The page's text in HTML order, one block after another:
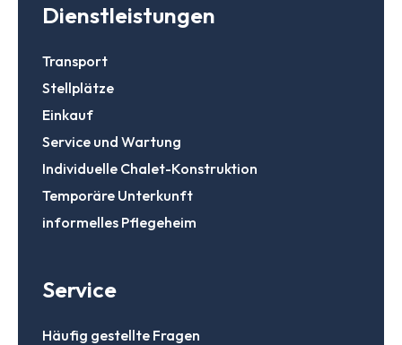
Dienstleistungen
Transport
Stellplätze
Einkauf
Service und Wartung
Individuelle Chalet-Konstruktion
Temporäre Unterkunft
informelles Pflegeheim
Service
Häufig gestellte Fragen